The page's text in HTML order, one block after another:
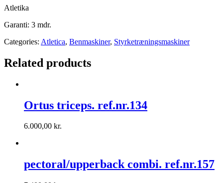
Atletika
Garanti: 3 mdr.
Categories: Atletica, Benmaskiner, Styrketræningsmaskiner
Related products
Ortus triceps. ref.nr.134
6.000,00 kr.
pectoral/upperback combi. ref.nr.157